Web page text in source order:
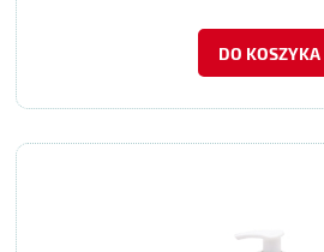
DO KOSZYKA